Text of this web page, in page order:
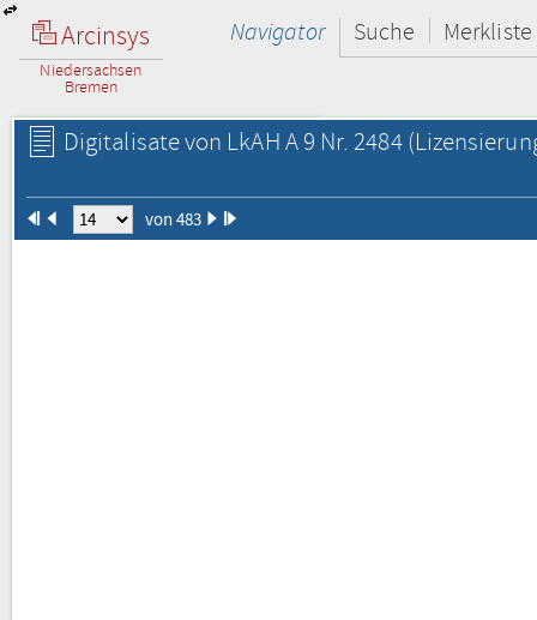
Arcinsys
Niedersachsen
Bremen
Navigator Suche Merkliste
Digitalisate von LkAH A 9 Nr. 2484
von 483